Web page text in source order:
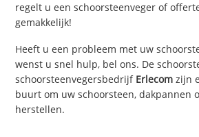
regelt u een schoorsteenveger of
gemakkelijk!
Heeft u een probleem met uw
wenst u snel hulp, bel ons. De
schoorsteenvegersbedrijf Erlecom zijn
buurt om uw schoorsteen, dakpannen
herstellen.